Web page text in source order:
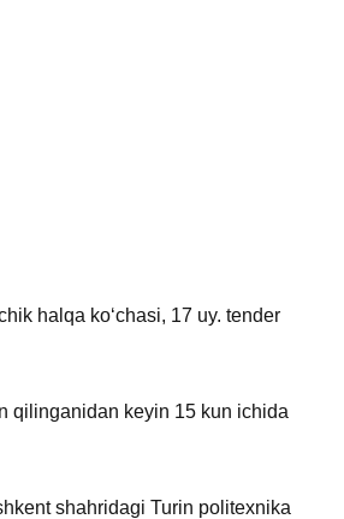
halqa koʻchasi, 17 uy. tender
qilinganidan keyin 15 kun ichida
shahridagi Turin politexnika